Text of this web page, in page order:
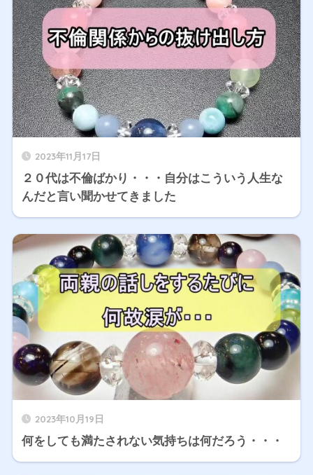
2023年11月17日
２０代は不倫ばかり・・・自分はこういう人生な
んだと言い聞かせてきました
2023年10月19日
何をしても満たされない気持ちは何だろう・・・